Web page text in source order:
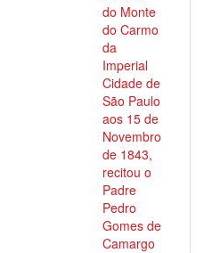
do Monte
do Carmo
da
Imperial
Cidade de
São Paulo
aos 15 de
Novembro
de 1843,
recitou o
Padre
Pedro
Gomes de
Camargo